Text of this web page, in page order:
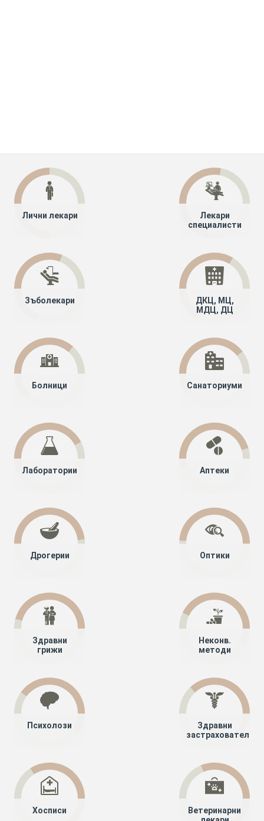
Лични лекари
Лекари
специалисти
Зъболекари
ДКЦ, МЦ,
МДЦ, ДЦ
Болници Санаториуми
Лаборатории Аптеки
Дрогерии Оптики
Здравни
грижи
Неконв.
методи
Психолози
Здравни
застрахователи
Хосписи
Ветеринарни